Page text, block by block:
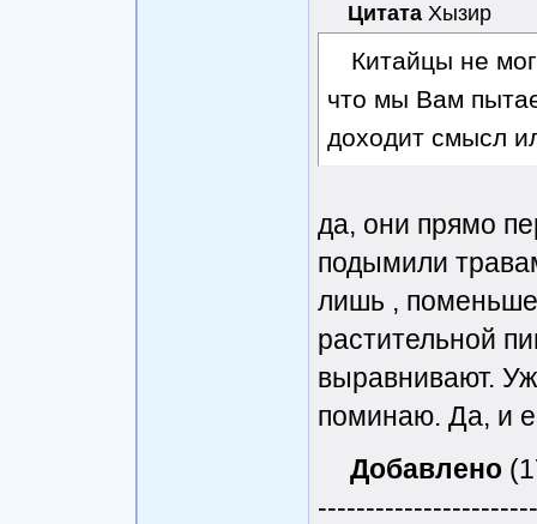
Цитата Хызир
Китайцы не
что мы Вам
доходит смысл
да, они прямо
подымили
лишь , поменьше
растительной
выравнивают. Уж
поминаю. Да, и
Добавлено